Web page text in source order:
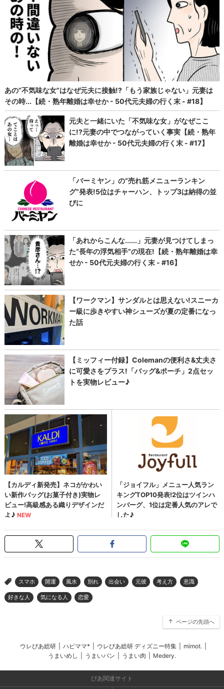
> スマホ 開運 風水 別れ 出会い 元彼 考え方 意識
好きな人 気になる人 恋愛
ページの先頭へ
ウレぴあ総研 ハピママ* ウレぴあ総研 ディズニー特集 mimot.
うまいめし
うまいパン うまい肉 Medery.
ぴあ関連サイト